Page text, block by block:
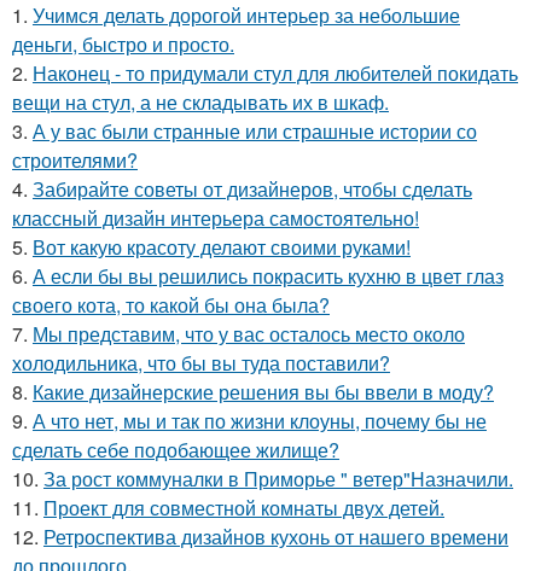
1. Учимся делать дорогой интерьер за небольшие
деньги, быстро и просто.
2. Наконец - то придумали стул для любителей покидать
вещи на стул, а не складывать их в шкаф.
3. А у вас были странные или страшные истории со
строителями?
4. Забирайте советы от дизайнеров, чтобы сделать
классный дизайн интерьера самостоятельно!
5. Вот какую красоту делают своими руками!
6. А если бы вы решились покрасить кухню в цвет глаз
своего кота, то какой бы она была?
7. Мы представим, что у вас осталось место около
холодильника, что бы вы туда поставили?
8. Какие дизайнерские решения вы бы ввели в моду?
9. А что нет, мы и так по жизни клоуны, почему бы не
сделать себе подобающее жилище?
10. За рост коммуналки в Приморье " ветер"Назначили.
11. Проект для совместной комнаты двух детей.
12. Ретроспектива дизайнов кухонь от нашего времени